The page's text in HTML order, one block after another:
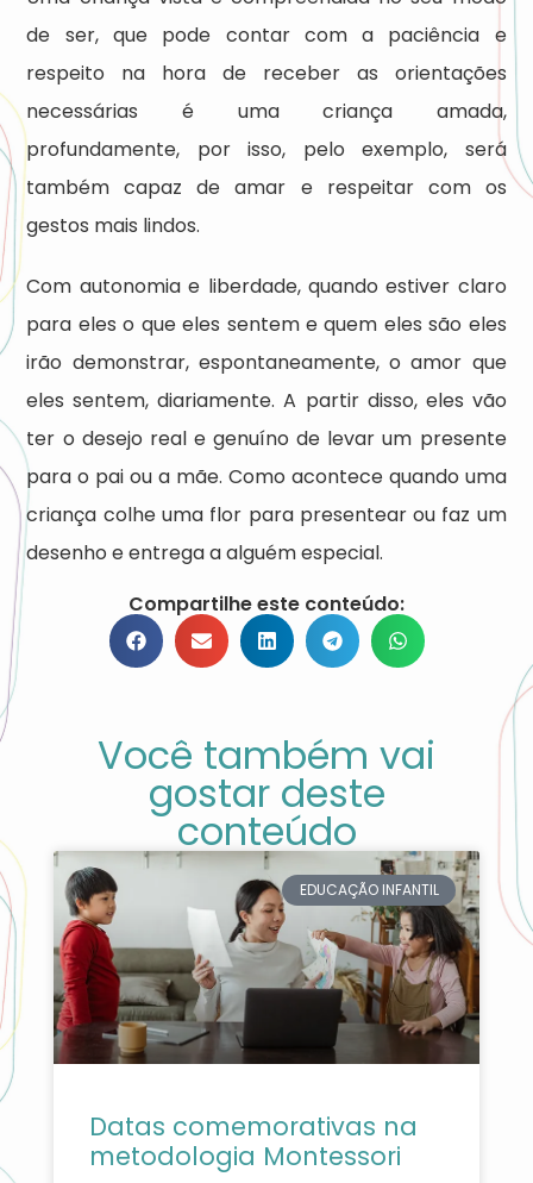
de ser, que pode contar com a paciência e
respeito na hora de receber as orientações
necessárias é uma criança amada,
profundamente, por isso, pelo exemplo, será
também capaz de amar e respeitar com os
gestos mais lindos.
Com autonomia e liberdade, quando estiver claro
para eles o que eles sentem e quem eles são eles
irão demonstrar, espontaneamente, o amor que
eles sentem, diariamente. A partir disso, eles vão
ter o desejo real e genuíno de levar um presente
para o pai ou a mãe. Como acontece quando uma
criança colhe uma flor para presentear ou faz um
desenho e entrega a alguém especial.
Compartilhe este conteúdo:
Você também vai
gostar deste
conteúdo
EDUCAÇÃO INFANTIL
Datas comemorativas na
metodologia Montessori